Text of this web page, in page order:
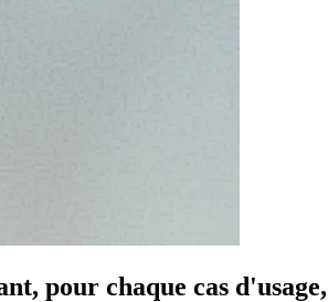
pour chaque cas